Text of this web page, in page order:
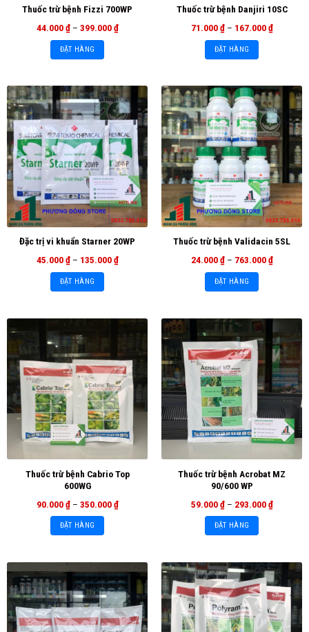
Thuốc trừ bệnh Fizzi 700WP
44.000₫ – 399.000₫
ĐẶT HÀNG
Thuốc trừ bệnh Danjiri 10SC
71.000₫ – 167.000₫
ĐẶT HÀNG
Đặc trị vi khuẩn Starner 20WP
45.000₫ – 135.000₫
ĐẶT HÀNG
Thuốc trừ bệnh Validacin 5SL
24.000₫ – 763.000₫
ĐẶT HÀNG
Thuốc trừ bệnh Cabrio Top
600WG
90.000₫ – 350.000₫
ĐẶT HÀNG
Thuốc trừ bệnh Acrobat MZ
90/600 WP
59.000₫ – 293.000₫
ĐẶT HÀNG